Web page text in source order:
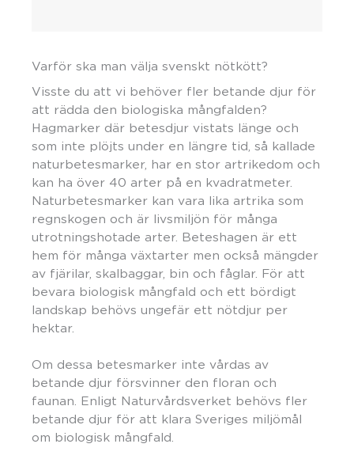
Varför ska man välja svenskt nötkött?
Visste du att vi behöver fler betande djur för
att rädda den biologiska mångfalden?
Hagmarker där betesdjur vistats länge och
som inte plöjts under en längre tid, så kallade
naturbetesmarker, har en stor artrikedom och
kan ha över 40 arter på en kvadratmeter.
Naturbetesmarker kan vara lika artrika som
regnskogen och är livsmiljön för många
utrotningshotade arter. Beteshagen är ett
hem för många växtarter men också mängder
av fjärilar, skalbaggar, bin och fåglar. För att
bevara biologisk mångfald och ett bördigt
landskap behövs ungefär ett nötdjur per
hektar.
Om dessa betesmarker inte vårdas av
betande djur försvinner den floran och
faunan. Enligt Naturvårdsverket behövs fler
betande djur för att klara Sveriges miljömål
om biologisk mångfald.